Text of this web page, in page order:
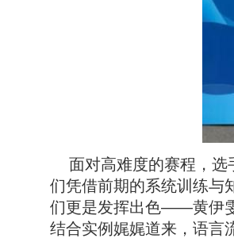
面对高难度的赛程，
们凭借前期的系统训练与
们更是发挥出色——黄伊
结合实例娓娓道来，语言